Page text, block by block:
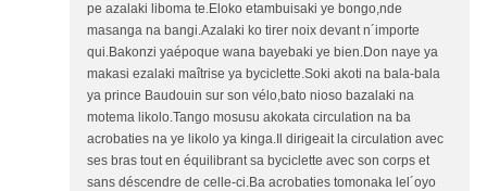
pe azalaki liboma te.Eloko etambuisaki ye bongo,nde
masanga na bangi.Azalaki ko tirer noix devant n´importe
qui.Bakonzi yaépoque wana bayebaki ye bien.Don naye ya
makasi ezalaki maîtrise ya byciclette.Soki akoti na bala-bala
ya prince Baudouin sur son vélo,bato nioso bazalaki na
motema likolo.Tango mosusu akokata circulation na ba
acrobaties na ye likolo ya kinga.Il dirigeait la circulation avec
ses bras tout en équilibrant sa byciclette avec son corps et
sans déscendre de celle-ci.Ba acrobaties tomonaka lel´oyo